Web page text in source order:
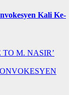
Kali Ke-